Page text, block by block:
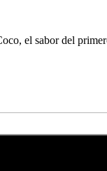
el sabor del